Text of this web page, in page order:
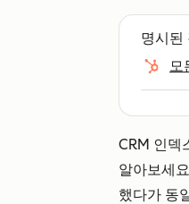
명시된
모
CRM 인덱
알아보세
했다가 동